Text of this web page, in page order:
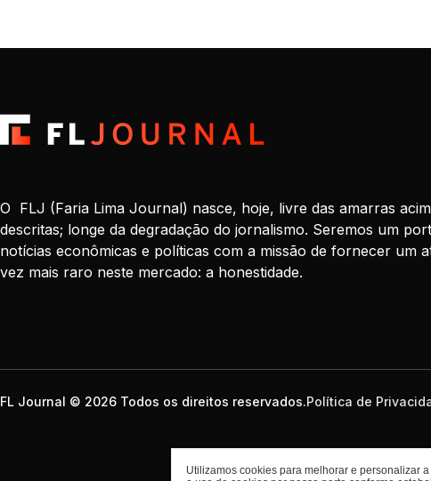
O FLJ (Faria Lima Journal) nasce, hoje, livre das amarras
descritas; longe da degradação do jornalismo. Seremos um
notícias econômicas e políticas com a missão de fornecer um
vez mais raro neste mercado: a honestidade.
FL Journal © 2026 Todos os direitos reservados.Política de
Utilizamos cookies para melhorar e personalizar